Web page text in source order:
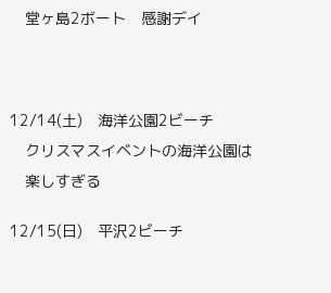
堂ヶ島2ボート 感謝デイ
12/14(土) 海洋公園2ビーチ
クリスマスイベントの海洋公園は
楽しすぎる
12/15(日) 平沢2ビーチ